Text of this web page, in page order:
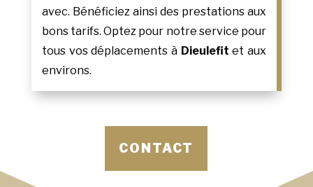
avec. Bénéficiez ainsi des prestations aux
bons tarifs. Optez pour notre service pour
tous vos déplacements à Dieulefit et aux
environs.
CONTACT